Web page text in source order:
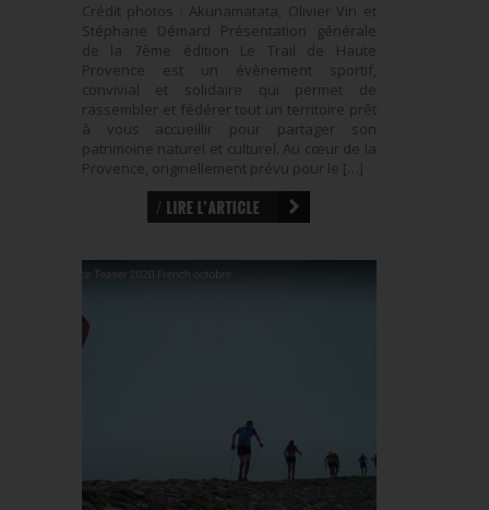
Crédit photos : Akunamatata, Olivier Vin et
Stéphane Démard Présentation générale
de la 7ème édition Le Trail de Haute
Provence est un évènement sportif,
convivial et solidaire qui permet de
rassembler et fédérer tout un territoire prêt
à vous accueillir pour partager son
patrimoine naturel et culturel. Au cœur de la
Provence, originellement prévu pour le […]